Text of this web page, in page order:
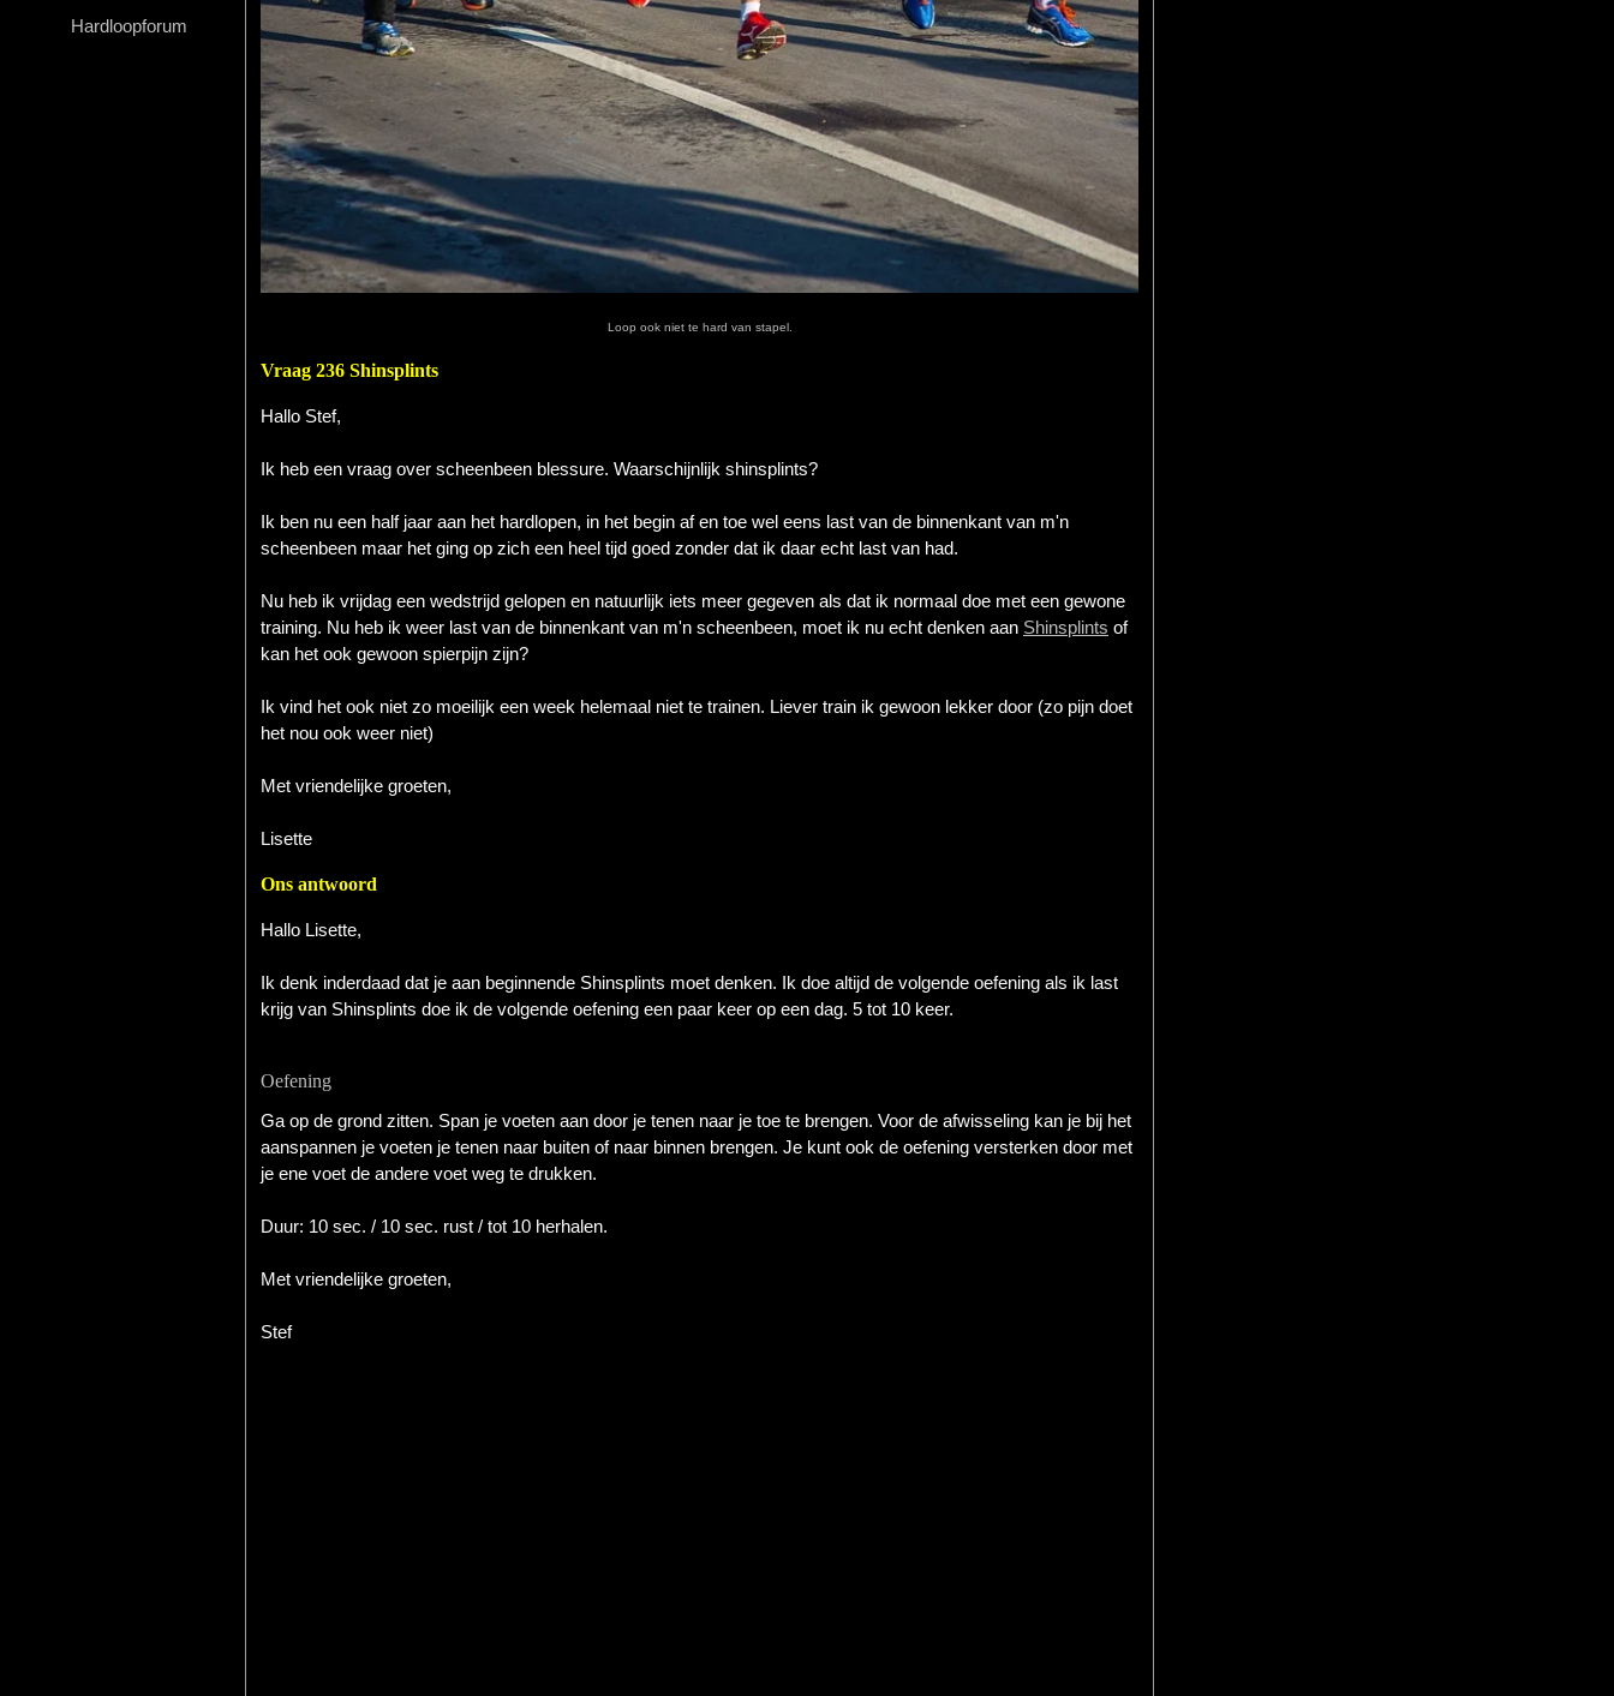
Hardloopforum
Loop ook niet te hard van stapel.
Vraag 236 Shinsplints
Hallo Stef,
Ik heb een vraag over scheenbeen blessure. Waarschijnlijk shinsplints?
Ik ben nu een half jaar aan het hardlopen, in het begin af en toe wel eens last van de binnenkant van m'n
scheenbeen maar het ging op zich een heel tijd goed zonder dat ik daar echt last van had.
Nu heb ik vrijdag een wedstrijd gelopen en natuurlijk iets meer gegeven als dat ik normaal doe met een gewone
training. Nu heb ik weer last van de binnenkant van m'n scheenbeen, moet ik nu echt denken aan Shinsplints of
kan het ook gewoon spierpijn zijn?
Ik vind het ook niet zo moeilijk een week helemaal niet te trainen. Liever train ik gewoon lekker door (zo pijn doet
het nou ook weer niet)
Met vriendelijke groeten,
Lisette
Ons antwoord
Hallo Lisette,
Ik denk inderdaad dat je aan beginnende Shinsplints moet denken. Ik doe altijd de volgende oefening als ik last
krijg van Shinsplints doe ik de volgende oefening een paar keer op een dag. 5 tot 10 keer.
Oefening
Ga op de grond zitten. Span je voeten aan door je tenen naar je toe te brengen. Voor de afwisseling kan je bij het
aanspannen je voeten je tenen naar buiten of naar binnen brengen. Je kunt ook de oefening versterken door met
je ene voet de andere voet weg te drukken.
Duur: 10 sec. / 10 sec. rust / tot 10 herhalen.
Met vriendelijke groeten,
Stef